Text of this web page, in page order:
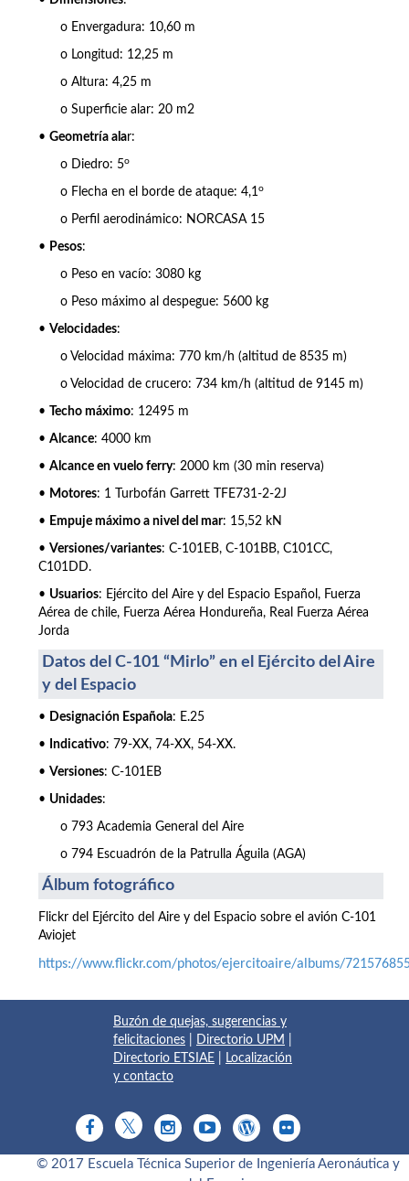
o Envergadura: 10,60 m
o Longitud: 12,25 m
o Altura: 4,25 m
o Superficie alar: 20 m2
• Geometría alar:
o Diedro: 5o
o Flecha en el borde de ataque: 4,1o
o Perfil aerodinámico: NORCASA 15
• Pesos:
o Peso en vacío: 3080 kg
o Peso máximo al despegue: 5600 kg
• Velocidades:
o Velocidad máxima: 770 km/h (altitud de 8535 m)
o Velocidad de crucero: 734 km/h (altitud de 9145 m)
• Techo máximo: 12495 m
• Alcance: 4000 km
• Alcance en vuelo ferry: 2000 km (30 min reserva)
• Motores: 1 Turbofán Garrett TFE731-2-2J
• Empuje máximo a nivel del mar: 15,52 kN
• Versiones/variantes: C-101EB, C-101BB, C101CC,
C101DD.
• Usuarios: Ejército del Aire y del Espacio Español, Fuerza
Aérea de chile, Fuerza Aérea Hondureña, Real Fuerza Aérea
Jorda
Datos del C-101 “Mirlo” en el Ejército del Aire
y del Espacio
• Designación Española: E.25
• Indicativo: 79-XX, 74-XX, 54-XX.
• Versiones: C-101EB
• Unidades:
o 793 Academia General del Aire
o 794 Escuadrón de la Patrulla Águila (AGA)
Álbum fotográfico
Flickr del Ejército del Aire y del Espacio sobre el avión C-101
Aviojet
https://www.flickr.com/photos/ejercitoaire/albums/
Buzón de quejas, sugerencias y
felicitaciones
Directorio UPM
Directorio ETSIAE
Localización
y contacto
© 2017 Escuela Técnica Superior de Ingeniería Aeronáutica y